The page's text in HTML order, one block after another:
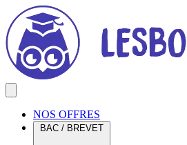
NOS OFFRES
BAC / BREVET